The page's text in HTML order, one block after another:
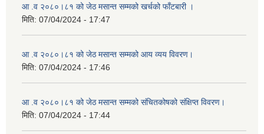
आ .व २०८०।८१ को जेठ मसान्त सम्मको खर्चको फाँटबारी ।
मिति: 07/04/2024 - 17:47
आ .व २०८०।८१ को जेठ मसान्त सम्मको आय व्यय विवरण।
मिति: 07/04/2024 - 17:46
आ .व २०८०।८१ को जेठ मसान्त सम्मको संचितकोषको संक्षिप्त विवरण।
मिति: 07/04/2024 - 17:44